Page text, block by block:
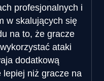
profesjonalnych i
w skalujących się
na to, że gracze
ataki
dodatkową
lepiej niż gracze na